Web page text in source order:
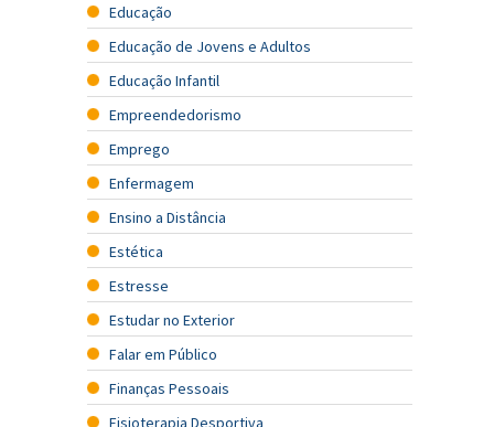
Educação
Educação de Jovens e Adultos
Educação Infantil
Empreendedorismo
Emprego
Enfermagem
Ensino a Distância
Estética
Estresse
Estudar no Exterior
Falar em Público
Finanças Pessoais
Fisioterapia Desportiva